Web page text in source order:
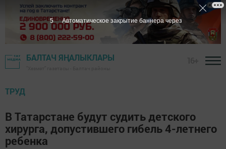
БАЛТАЧ ЯҢАЛЫКЛАРЫ
ТРУД
В Татарстане будут судить детского
хирурга, допустившего гибель 4-летнего
ребенка
4 Автоматическое закрытие баннера через